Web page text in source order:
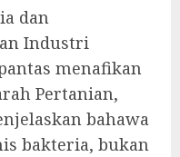
dan
Industri
menafikan
Pertanian,
bahawa
bakteria, bukan